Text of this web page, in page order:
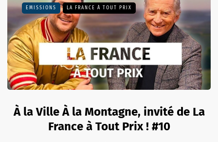
EMISSIONS LA FRANCE À TOUT PRIX
À la Ville À la Montagne, invité de La
France à Tout Prix ! #10